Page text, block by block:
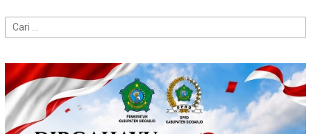
Cari
untuk: